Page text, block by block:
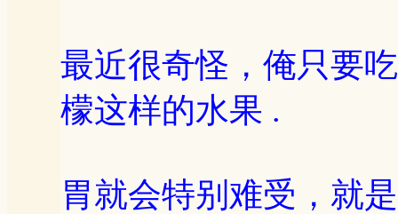
最近很奇怪，俺只要
檬这样的水果 .
胃就会特别难受，就